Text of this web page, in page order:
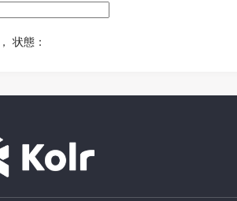
， 状態：